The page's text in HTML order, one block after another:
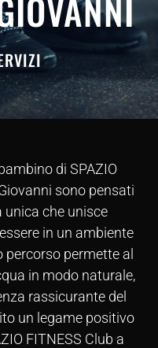
di SPAZIO
sono pensati
unica che unisce
in un ambiente
percorso permette al
in modo naturale,
rassicurante del
un legame positivo
FITNESS Club a